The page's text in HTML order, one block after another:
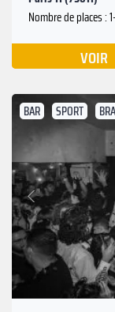
Nombre de places :
VOIR
BAR SPORT
Précédent